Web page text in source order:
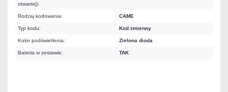
otwartej):
Rodzaj kodowania: CAME
Typ kodu: Kod zmienny
Kolor podświetlenia: Zielona dioda
Bateria w zestawie: TAK